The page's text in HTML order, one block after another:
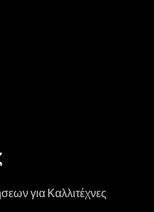
για Καλλιτέχνες